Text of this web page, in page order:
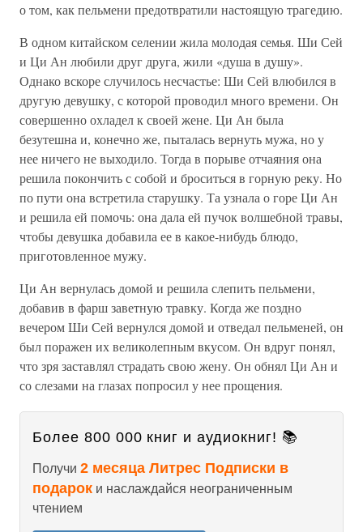
о том, как пельмени предотвратили настоящую трагедию.
В одном китайском селении жила молодая семья. Ши Сей
и Ци Ан любили друг друга, жили «душа в душу».
Однако вскоре случилось несчастье: Ши Сей влюбился в
другую девушку, с которой проводил много времени. Он
совершенно охладел к своей жене. Ци Ан была
безутешна и, конечно же, пыталась вернуть мужа, но у
нее ничего не выходило. Тогда в порыве отчаяния она
решила покончить с собой и броситься в горную реку. Но
по пути она встретила старушку. Та узнала о горе Ци Ан
и решила ей помочь: она дала ей пучок волшебной травы,
чтобы девушка добавила ее в какое-нибудь блюдо,
приготовленное мужу.
Ци Ан вернулась домой и решила слепить пельмени,
добавив в фарш заветную травку. Когда же поздно
вечером Ши Сей вернулся домой и отведал пельменей, он
был поражен их великолепным вкусом. Он вдруг понял,
что зря заставлял страдать свою жену. Он обнял Ци Ан и
со слезами на глазах попросил у нее прощения.
Более 800 000 книг и аудиокниг! 📚
Получи 2 месяца Литрес Подписки в
подарок и наслаждайся неограниченным
чтением